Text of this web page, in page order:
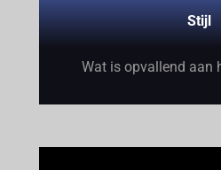
Stijl
Wat is opvallend aan